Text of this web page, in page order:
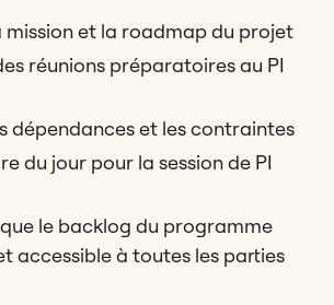
mission et la roadmap du projet
réunions préparatoires au PI
dépendances et les contraintes
du jour pour la session de PI
le backlog du programme
accessible à toutes les parties